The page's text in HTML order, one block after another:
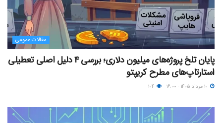
مقالات عمومی
پایان تلخ پروژه‌های میلیون دلاری؛ بررسی ۴ دلیل اصلی تعطیلی
استارتاپ‌های مطرح کریپتو